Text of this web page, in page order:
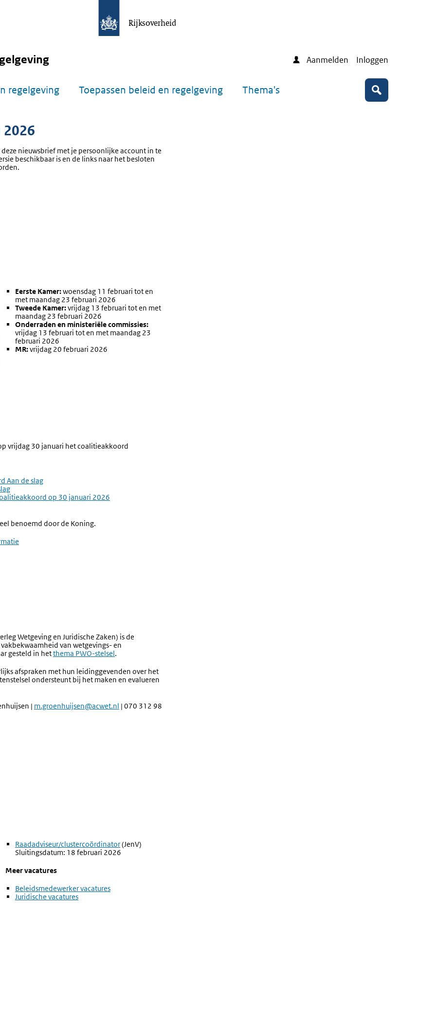
Rijksoverheid
Aanmelden Inloggen
regelgeving Toepassen beleid en regelgeving Thema's Zoeken
2026
nieuwsbrief met je persoonlijke account in te
beschikbaar is en de links naar het besloten
Eerste Kamer:woensdag 11 februari tot en
met maandag 23 februari 2026
Tweede Kamer:vrijdag 13 februari tot en met
maandag 23 februari 2026
Onderraden en ministeriële commissies:
vrijdag 13 februari tot en met maandag 23
februari 2026
MR:vrijdag 20 februari 2026
vrijdag 30 januari het coalitieakkoord
Aan de slag
op 30 januari 2026
benoemd door de Koning.
Wetgeving en Juridische Zaken) is de
van wetgevings- en
gesteld in hetthema PWO-stelsel.
afspraken met hun leidinggevenden over het
ondersteunt bij het maken en evalueren
| m.groenhuijsen@acwet.nl | 070 312 98
Externe
link:
Raadadviseur/clustercoördinator(JenV)
Sluitingsdatum: 18 februari 2026
Meer vacatures
Externe
link:
Beleidsmedewerker vacatures
Externe
Juridische vacatures